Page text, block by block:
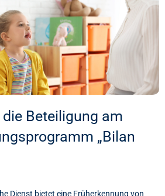
Beteiligung am
„Bilan
Dienst bietet eine Früherkennung von